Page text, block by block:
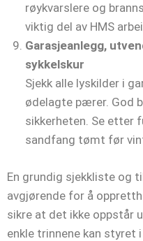
røykvarslere og
viktig del av HMS
Garasjeanlegg,
sykkelskur
Sjekk alle lyskilder i
ødelagte pærer. God
sikkerheten. Se etter
sandfang tømt før
En grundig sjekkliste og
avgjørende for å
sikre at det ikke oppstår
enkle trinnene kan